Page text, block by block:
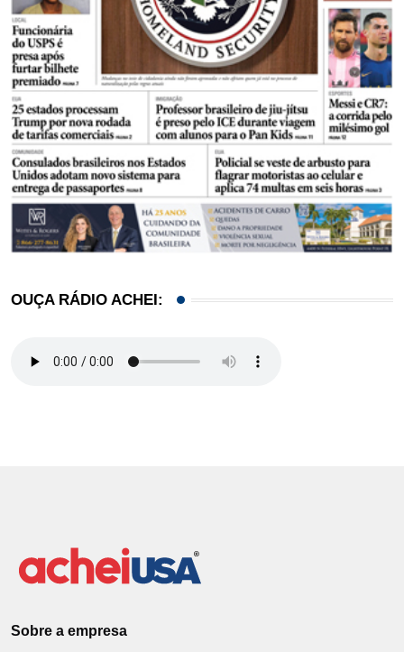
OUÇA RÁDIO ACHEI:
Sobre a empresa